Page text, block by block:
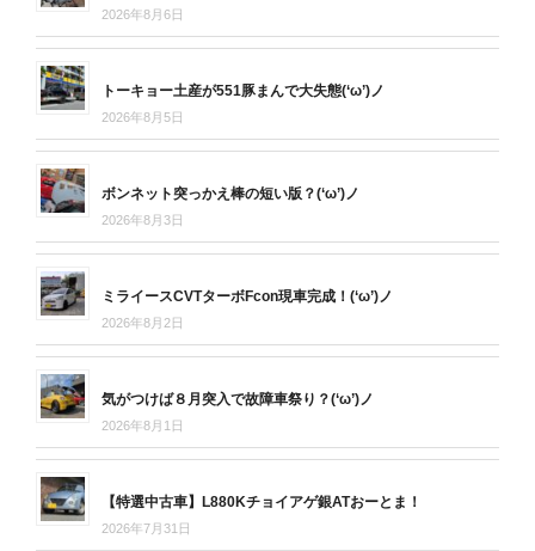
2026年8月6日
トーキョー土産が551豚まんで大失態(‘ω’)ノ
2026年8月5日
ボンネット突っかえ棒の短い版？(‘ω’)ノ
2026年8月3日
ミライースCVTターボFcon現車完成！(‘ω’)ノ
2026年8月2日
気がつけば８月突入で故障車祭り？(‘ω’)ノ
2026年8月1日
【特選中古車】L880Kチョイアゲ銀ATおーとま！
2026年7月31日